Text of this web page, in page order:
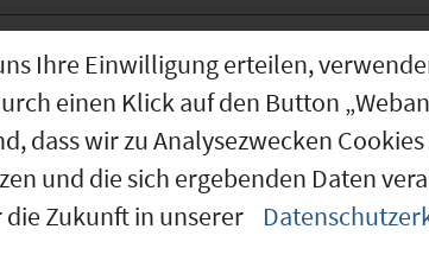
Sie nebenstehend!
Ihre Einwilligung erteilen,
einen Klick auf den Button
dass wir zu Analysezwecken
und die sich ergebenden Daten
Zukunft in unserer